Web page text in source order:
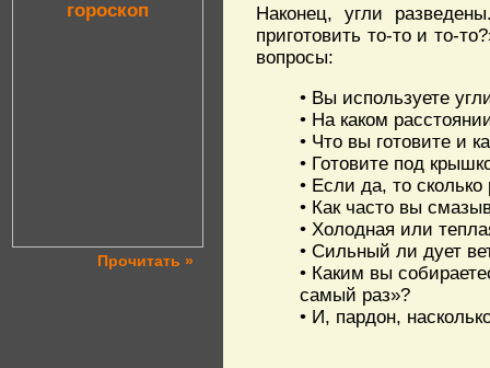
Прочитать »
Наконец, угли
приготовить то-то и то-
вопросы:
• Вы используете
• На каком
• Что вы готовите и
• Готовите под
• Если да, то
• Как часто вы
• Холодная или
• Сильный ли дует
• Каким вы
самый раз»?
• И, пардон,